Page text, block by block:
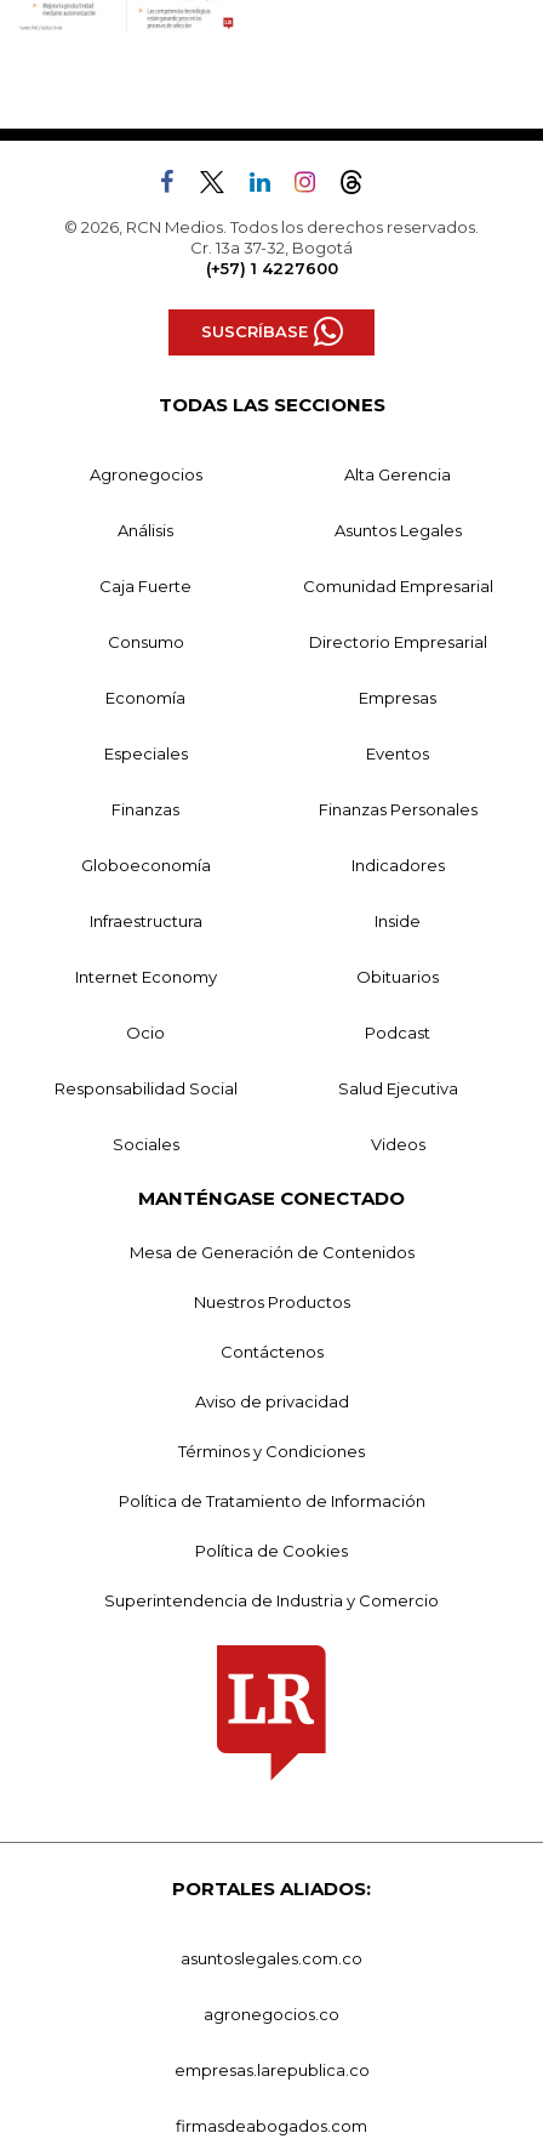
© 2026, RCN Medios. Todos los derechos reservados.
Cr. 13a 37-32, Bogotá
(+57) 1 4227600
SUSCRÍBASE
TODAS LAS SECCIONES
Agronegocios Alta Gerencia
Análisis Asuntos Legales
Caja Fuerte Comunidad Empresarial
Consumo Directorio Empresarial
Economía Empresas
Especiales Eventos
Finanzas Finanzas Personales
Globoeconomía Indicadores
Infraestructura Inside
Internet Economy Obituarios
Ocio Podcast
Responsabilidad Social Salud Ejecutiva
Sociales Videos
MANTÉNGASE CONECTADO
Mesa de Generación de Contenidos
Nuestros Productos
Contáctenos
Aviso de privacidad
Términos y Condiciones
Política de Tratamiento de Información
Política de Cookies
Superintendencia de Industria y Comercio
PORTALES ALIADOS:
asuntoslegales.com.co
agronegocios.co
empresas.larepublica.co
firmasdeabogados.com